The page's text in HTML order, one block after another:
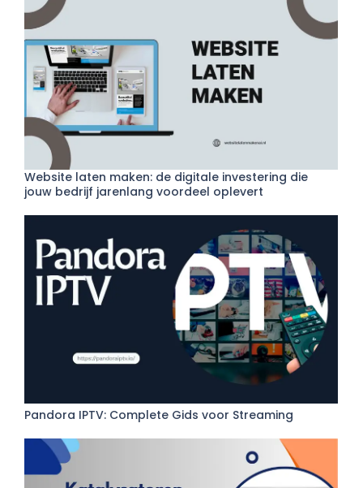
Website laten maken: de digitale investering die
jouw bedrijf jarenlang voordeel oplevert
Pandora IPTV: Complete Gids voor Streaming